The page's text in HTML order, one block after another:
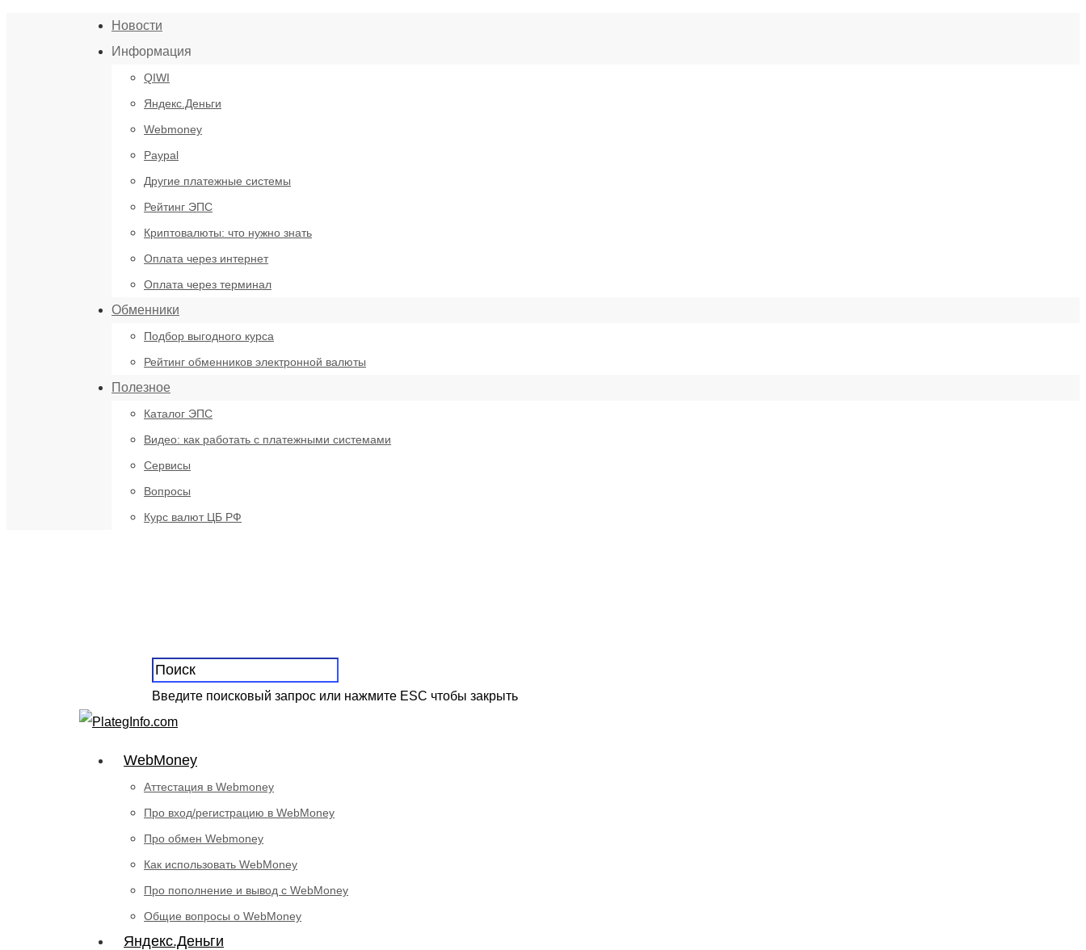
Новости
Информация
QIWI
Яндекс.Деньги
Webmoney
Paypal
Другие платежные системы
Рейтинг ЭПС
Криптовалюты: что нужно знать
Оплата через интернет
Оплата через терминал
Обменники
Подбор выгодного курса
Рейтинг обменников электронной валюты
Полезное
Каталог ЭПС
Видео: как работать с платежными системами
Сервисы
Вопросы
Курс валют ЦБ РФ
Введите поисковый запрос или нажмите ESC чтобы закрыть
WebMoney
Аттестация в Webmoney
Про вход/регистрацию в WebMoney
Про обмен Webmoney
Как использовать WebMoney
Про пополнение и вывод с WebMoney
Общие вопросы о WebMoney
Яндекс.Деньги